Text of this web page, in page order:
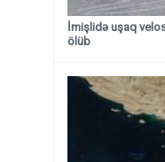
İmişlidə uşaq
ölüb